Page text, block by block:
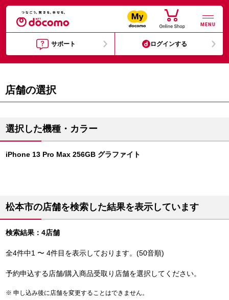
MENU
サポート ログインする
店舗の選択
選択した機種・カラー
iPhone 13 Pro Max 256GB グラファイト
松本市の店舗を検索した結果を表示しています
検索結果：4店舗
全4件中1 〜 4件目を表示しております。(50音順)
予約申込する店舗/購入商品受取り店舗を選択してください。
申し込み後に店舗を変更することはできません。